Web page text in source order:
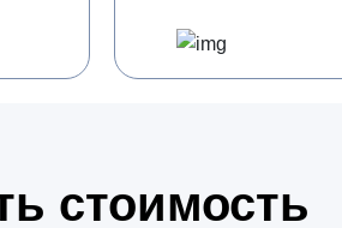
стоимость